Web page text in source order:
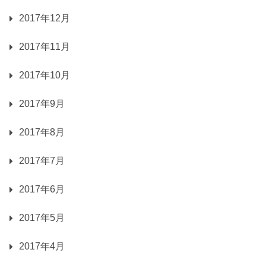
2017年12月
2017年11月
2017年10月
2017年9月
2017年8月
2017年7月
2017年6月
2017年5月
2017年4月